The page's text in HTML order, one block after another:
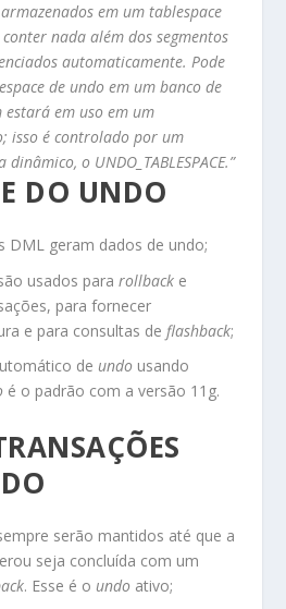
em um tablespace
nada além dos segmentos
automaticamente. Pode
de undo em um banco de
estará em uso em um
isso é controlado por um
o UNDO_TABLESPACE.”
DO UNDO
DML geram dados de undo;
usados para rollbacke
para fornecer
e para consultas de flashback;
de undo usando
é o padrão com a versão 11g.
serão mantidos até que a
seja concluída com um
. Esse é o undo ativo;